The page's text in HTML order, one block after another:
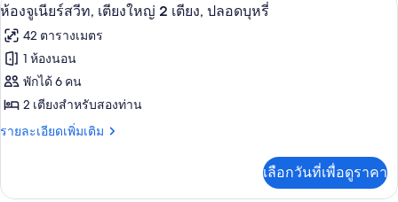
เตียง
คิง
ไซส์
1
เตียง
ห้อง
เนียร์
สวี
ท,
เตียง
คิง
1
ภาพถ่าย
ทั้งหมด
ของ
ห้อง
จู
สวีท,
5
ห้องจูเนียร์สวีท, เตียงใหญ่ 2 เตียง, ปลอดบุหรี่
42 ตารางเมตร
1 ห้องนอน
พักได้ 6 คน
2 เตียงสำหรับสองท่าน
รายละเอียดเพิ่มเติม
ราย
เกี่ยว
เลือกวันที่เพื่อดูราคา